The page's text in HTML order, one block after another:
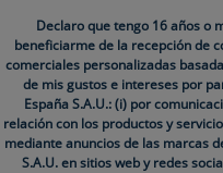
policy
Declaro que tengo 16 años o
beneficiarme de la recepción de
comerciales personalizadas
de mis gustos e intereses por
España S.A.U.: (i) por
relación con los productos y
mediante anuncios de las marcas
S.A.U. en sitios web y redes